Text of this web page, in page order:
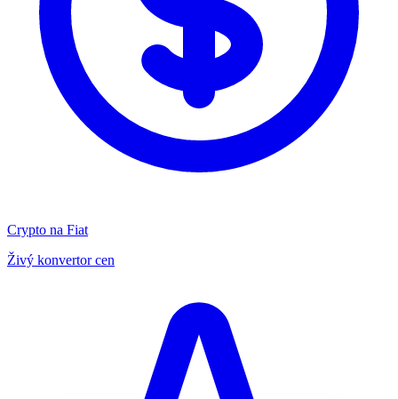
Crypto na Fiat
Živý konvertor cen